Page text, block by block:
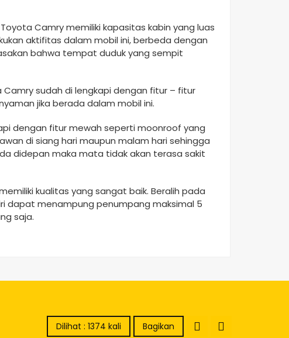
Camry memiliki kapasitas kabin yang luas
aktifitas dalam mobil ini, berbeda dengan
bahwa tempat duduk yang sempit
sudah di lengkapi dengan fitur – fitur
jika berada dalam mobil ini.
dengan fitur mewah seperti moonroof yang
di siang hari maupun malam hari sehingga
didepan maka mata tidak akan terasa sakit
kualitas yang sangat baik. Beralih pada
dapat menampung penumpang maksimal 5
saja.
Dilihat : 1374 kali Bagikan